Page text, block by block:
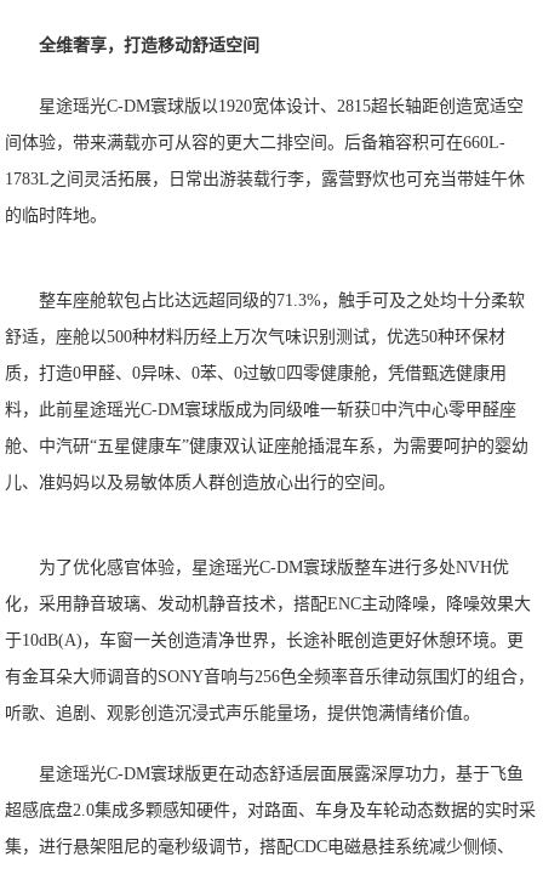
全维奢享，打造移动舒适空间
星途瑶光C-DM寰球版以1920宽体设计、2815超长轴距创造宽适空
间体验，带来满载亦可从容的更大二排空间。后备箱容积可在660L-
1783L之间灵活拓展，日常出游装载行李，露营野炊也可充当带娃午休
的临时阵地。
整车座舱软包占比达远超同级的71.3%，触手可及之处均十分柔软
舒适，座舱以500种材料历经上万次气味识别测试，优选50种环保材
质，打造0甲醛、0异味、0苯、0过敏四零健康舱，凭借甄选健康用
料，此前星途瑶光C-DM寰球版成为同级唯一斩获中汽中心零甲醛座
舱、中汽研“五星健康车”健康双认证座舱插混车系，为需要呵护的婴幼
儿、准妈妈以及易敏体质人群创造放心出行的空间。
为了优化感官体验，星途瑶光C-DM寰球版整车进行多处NVH优
化，采用静音玻璃、发动机静音技术，搭配ENC主动降噪，降噪效果大
于10dB(A)，车窗一关创造清净世界，长途补眠创造更好休憩环境。更
有金耳朵大师调音的SONY音响与256色全频率音乐律动氛围灯的组合，
听歌、追剧、观影创造沉浸式声乐能量场，提供饱满情绪价值。
星途瑶光C-DM寰球版更在动态舒适层面展露深厚功力，基于飞鱼
超感底盘2.0集成多颗感知硬件，对路面、车身及车轮动态数据的实时采
集，进行悬架阻尼的毫秒级调节，搭配CDC电磁悬挂系统减少侧倾、